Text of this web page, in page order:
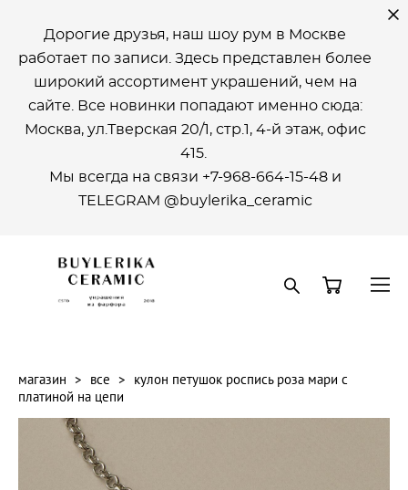
Дорогие друзья, наш шоу рум в Москве
работает по записи. Здесь представлен более
широкий ассортимент украшений, чем на
сайте. Все новинки попадают именно сюда:
Москва, ул.Тверская 20/1, стр.1, 4-й этаж, офиc
415.
Мы всегда на связи +7-968-664-15-48 и
ТELEGRAM @buylerika_ceramic
магазин > все > кулон петушок роспись роза мари с
платиной на цепи